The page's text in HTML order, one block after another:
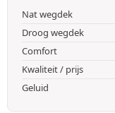
Nat wegdek
Droog wegdek
Comfort
Kwaliteit / prijs
Geluid